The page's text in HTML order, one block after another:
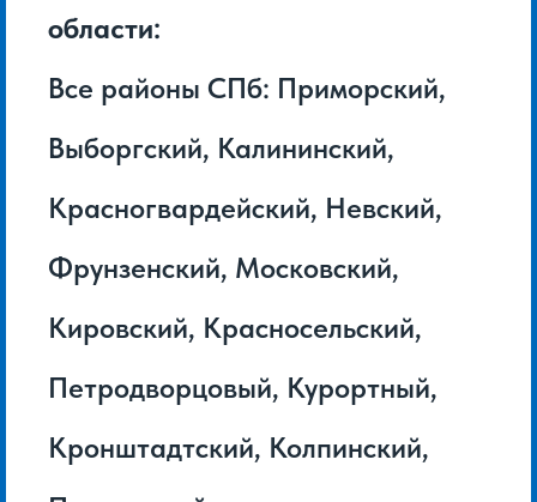
области:
Все районы СПб: Приморский,
Выборгский, Калининский,
Красногвардейский, Невский,
Фрунзенский, Московский,
Кировский, Красносельский,
Петродворцовый, Курортный,
Кронштадтский, Колпинский,